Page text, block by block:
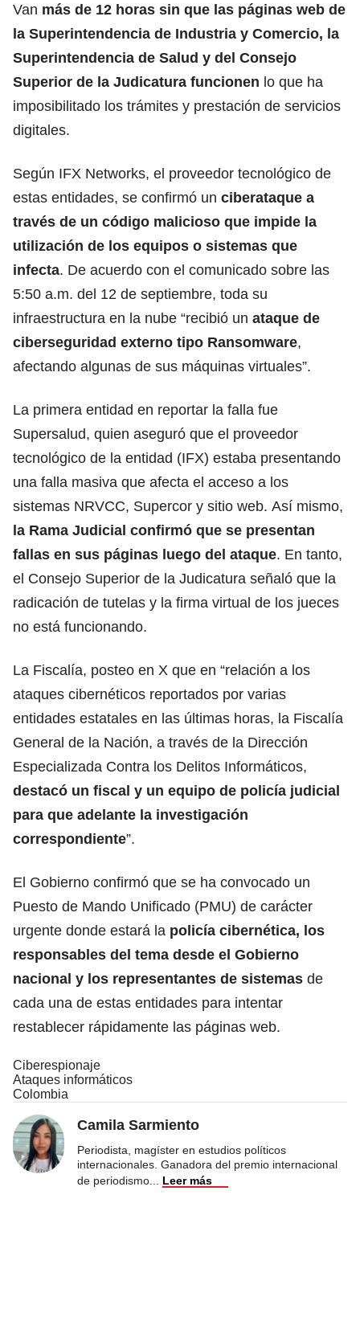
Van más de 12 horas sin que las páginas web de
la Superintendencia de Industria y Comercio, la
Superintendencia de Salud y del Consejo
Superior de la Judicatura funcionen lo que ha
imposibilitado los trámites y prestación de servicios
digitales.
Según IFX Networks, el proveedor tecnológico de
estas entidades, se confirmó un ciberataque a
través de un código malicioso que impide la
utilización de los equipos o sistemas que
infecta. De acuerdo con el comunicado sobre las
5:50 a.m. del 12 de septiembre, toda su
infraestructura en la nube “recibió un ataque de
ciberseguridad externo tipo Ransomware,
afectando algunas de sus máquinas virtuales”.
La primera entidad en reportar la falla fue
Supersalud, quien aseguró que el proveedor
tecnológico de la entidad (IFX) estaba presentando
una falla masiva que afecta el acceso a los
sistemas NRVCC, Supercor y sitio web. Así mismo,
la Rama Judicial confirmó que se presentan
fallas en sus páginas luego del ataque. En tanto,
el Consejo Superior de la Judicatura señaló que la
radicación de tutelas y la firma virtual de los jueces
no está funcionando.
La Fiscalía, posteo en X que en “relación a los
ataques cibernéticos reportados por varias
entidades estatales en las últimas horas, la Fiscalía
General de la Nación, a través de la Dirección
Especializada Contra los Delitos Informáticos,
destacó un fiscal y un equipo de policía judicial
para que adelante la investigación
correspondiente”.
El Gobierno confirmó que se ha convocado un
Puesto de Mando Unificado (PMU) de carácter
urgente donde estará la policía cibernética, los
responsables del tema desde el Gobierno
nacional y los representantes de sistemas de
cada una de estas entidades para intentar
restablecer rápidamente las páginas web.
Ciberespionaje
Ataques informáticos
Colombia
Camila Sarmiento
Periodista, magíster en estudios políticos
internacionales. Ganadora del premio internacional
de periodismo
Leer más